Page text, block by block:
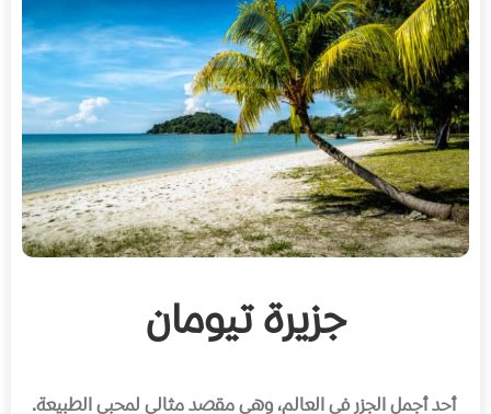
جزيرة تيومان
أحد أجمل الجزر في العالم، وهي مقصد مثالي لمحبي الطبيعة.